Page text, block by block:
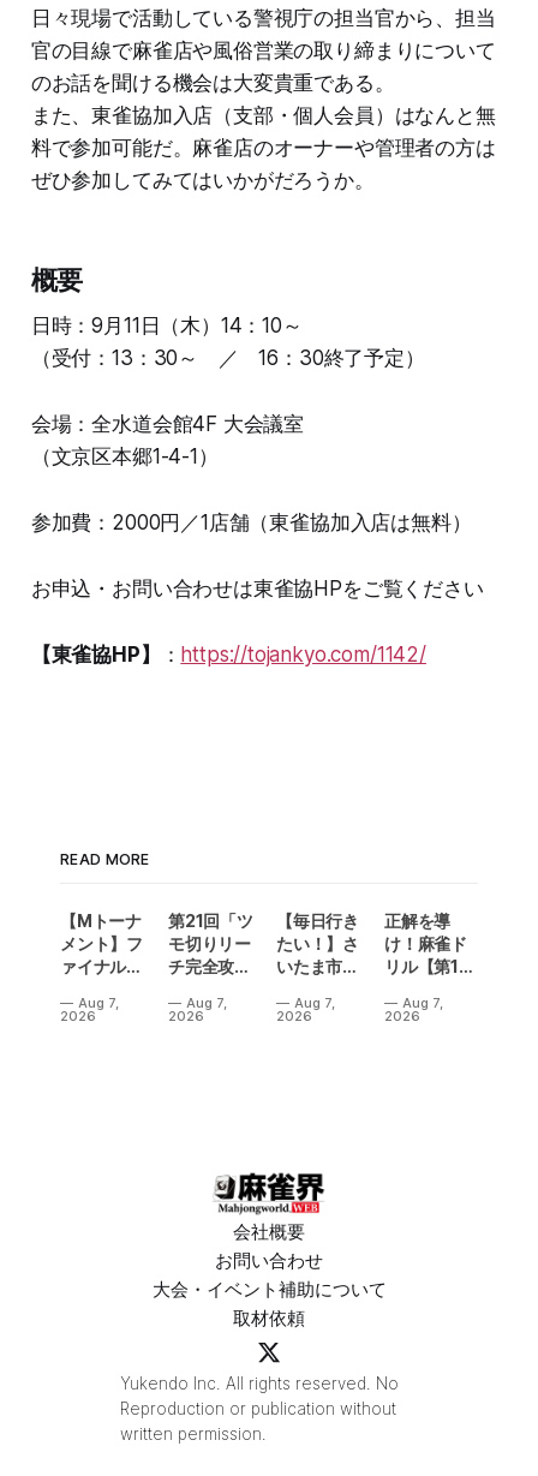
日々現場で活動している警視庁の担当官から、担当
官の目線で麻雀店や風俗営業の取り締まりについて
のお話を聞ける機会は大変貴重である。
また、東雀協加入店（支部・個人会員）はなんと無
料で参加可能だ。麻雀店のオーナーや管理者の方は
ぜひ参加してみてはいかがだろうか。
概要
日時：9月11日（木）14：10～
（受付：13：30～ ／ 16：30終了予定）
会場：全水道会館4F 大会議室
（文京区本郷1-4-1）
参加費：2000円／1店舗（東雀協加入店は無料）
お申込・お問い合わせは東雀協HPをご覧ください
【東雀協HP】 ： https://tojankyo.com/1142/
READ MORE
【Mトーナ
メント】フ
ァイナル／2
ニバル！東
Aug 7,
2026
第21回「ツ
モ切りリー
チ完全攻
Aug 7,
2026
【毎日行き
たい！】さ
いたま市に
誕生！？
Aug 7,
2026
正解を導
け！麻雀ド
リル【第14
Aug 7,
2026
会社概要
お問い合わせ
大会・イベント補助について
取材依頼
Yukendo Inc. All rights reserved. No
Reproduction or publication without
written permission.